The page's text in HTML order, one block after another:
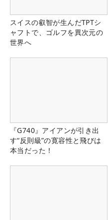
スイスの叡智が生んだTPTシ
ャフトで、ゴルフを異次元の
世界へ
『G740』アイアンが引き出
す“反則級”の寛容性と飛びは
本当だった！